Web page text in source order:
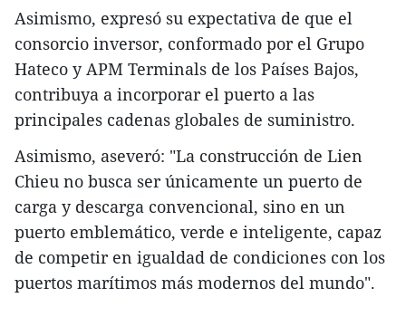
Asimismo, expresó su expectativa de que el
consorcio inversor, conformado por el Grupo
Hateco y APM Terminals de los Países Bajos,
contribuya a incorporar el puerto a las
principales cadenas globales de suministro.
​Asimismo, aseveró: "La construcción de Lien
Chieu no busca ser únicamente un puerto de
carga y descarga convencional, sino en un
puerto emblemático, verde e inteligente, capaz
de competir en igualdad de condiciones con los
puertos marítimos más modernos del mundo".